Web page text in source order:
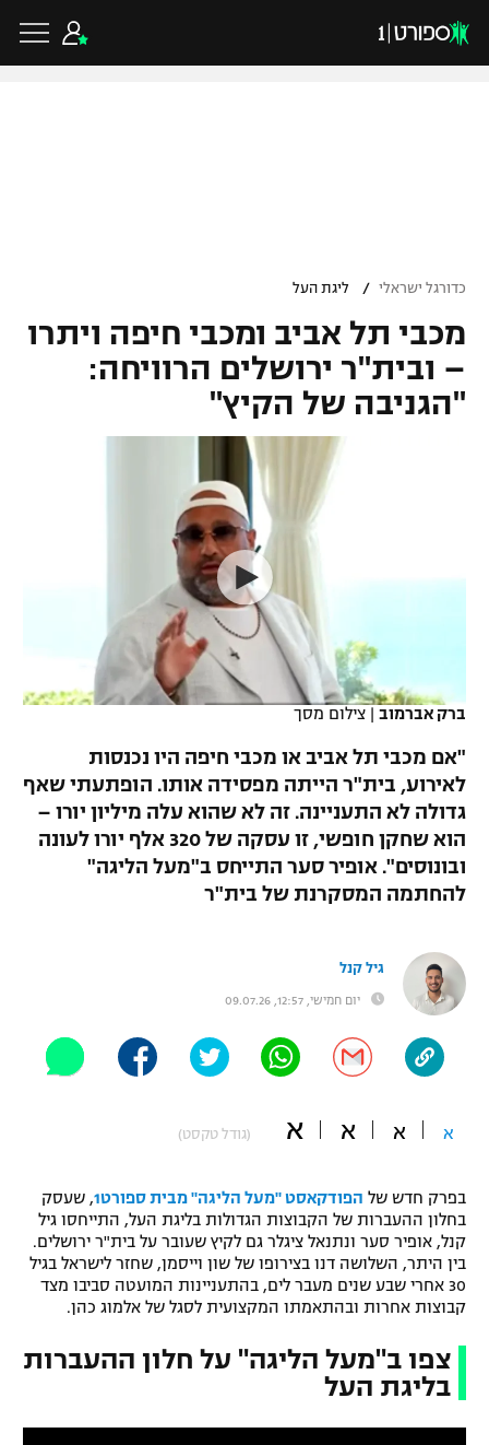
תוצאות
לוח שידורים
ברחבה
"מחצית בשכונה" – פודקאסט
משתתפים וזוכים בפרסים
תקנון משתתפים וזוכים בפרסים
תקנון עבור פעילות אלקטרה
תקנון עבור פעילות ספורט 1 – "מרלן"
גיימינג E-Sports
תנאי שימוש
מדיניות פרטיות
גביע הטוטו
ליגיונרים
מכבי תל אביב
הפועל תל אביב
הפועל חיפה
הפועל באר שבע
מכבי נתניה
ליגת האלופות
ליגה אירופית
ליגה צרפתית
ליגה הולנדית
ליגה טורקית
ליגה סינית
ליגה ברזילאית
ליגות נוספות
כדורסל ישראלי
ליגת ווינר סל
הפועל ירושלים
דני אבדיה
כדורסל עולמי
יורוקאפ
שחייה
ג'ודו
אגרוף
ספורט אולימפי
היאבקות WWE
ספורט מוטורי
כדורמים
בייסבול MLB
ספורט אתגרי ואקסטרים
גיימינג E-Sports
כדורגל ישראלי / ליגת העל
מכבי תל אביב ומכבי חיפה ויתרו
– ובית"ר ירושלים הרוויחה:
"הגניבה של הקיץ"
ברק אברמוב | צילום מסך
"אם מכבי תל אביב או מכבי חיפה היו נכנסות
לאירוע, בית"ר הייתה מפסידה אותו. הופתעתי שאף
גדולה לא התעניינה. זה לא שהוא עלה מיליון יורו –
הוא שחקן חופשי, זו עסקה של 320 אלף יורו לעונה
ובונוסים". אופיר סער התייחס ב"מעל הליגה"
להחתמה המסקרנת של בית"ר
גיל קנל
יום חמישי, 12:57, 09.07.26
א א א א (גודל טקסט)
בפרק חדש של הפודקאסט "מעל הליגה" מבית ספורט1 , שעסק
בחלון ההעברות של הקבוצות הגדולות בליגת העל, התייחסו גיל
קנל, אופיר סער ונתנאל ציגלר גם לקיץ שעובר על בית"ר ירושלים.
בין היתר, השלושה דנו בצירופו של שון וייסמן, שחזר לישראל בגיל
30 אחרי שבע שנים מעבר לים, בהתעניינות המועטה סביבו מצד
קבוצות אחרות ובהתאמתו המקצועית לסגל של אלמוג כהן.
צפו ב"מעל הליגה" על חלון ההעברות
בליגת העל